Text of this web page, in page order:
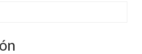
cantidad